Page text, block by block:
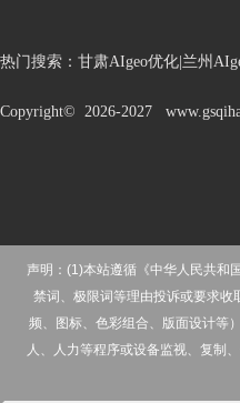
热门搜索： 甘肃AIgeo优化|兰州
Copyright© 2026-2027
声明：(1)本站遵循《中华人民共和
禁词、极限词等理由投诉或要求
频、图标、色彩组合、版面设计等
人、人力等程序或设备监视、复制